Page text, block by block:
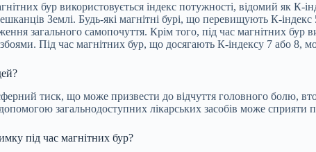
бур використовується індекс потужності, відомий як
Землі. Будь-які магнітні бурі, що перевищують К-
загального самопочуття. Крім того, під час магнітних бур
Під час магнітних бур, що досягають К-індексу 7 або 8,
тиск, що може призвести до відчуття головного болю,
загальнодоступних лікарських засобів може сприяти
під час магнітних бур?